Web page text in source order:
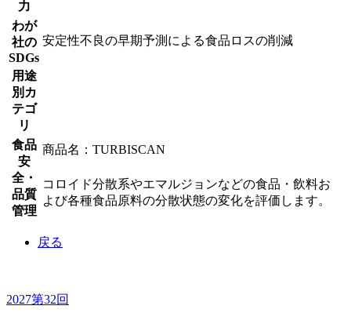
力
わが
社の
SDGs
安定性不良の早期予測による食品ロスの削減
用途
別カ
テゴ
リ
食品
安
全・
品質
管理
商品名：TURBISCAN
コロイド分散系やエマルジョンなどの食品・飲料お
よび各種食品原料の分散状態の変化を評価します。
戻る
2027第32回